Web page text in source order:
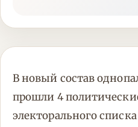
В новый состав
прошли 4
электорального